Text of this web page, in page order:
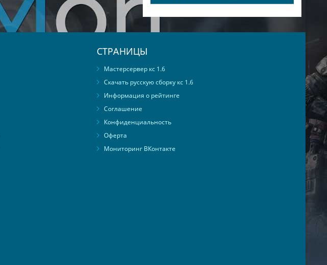
СТРАНИЦЫ
Мастерсервер кс 1.6
Скачать русскую сборку кс 1.6
Информация о рейтинге
Соглашение
Конфиденциальность
Оферта
Мониторинг ВКонтакте